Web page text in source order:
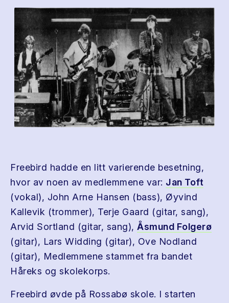
Freebird hadde en litt varierende besetning,
hvor av noen av medlemmene var: Jan Toft
(vokal), John Arne Hansen (bass), Øyvind
Kallevik (trommer), Terje Gaard (gitar, sang),
Arvid Sortland (gitar, sang), Åsmund Folgerø
(gitar), Lars Widding (gitar), Ove Nodland
(gitar), Medlemmene stammet fra bandet
Håreks og skolekorps.
Freebird øvde på Rossabø skole. I starten